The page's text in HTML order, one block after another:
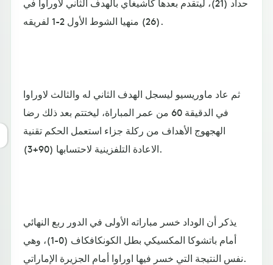
(26) منهيا الشوط الأول 2-1 لفريقه.
ثم عاد ماوريسيو ليسجل الهدف الثاني له والثالث لاوراوا
في الدقيقة 60 من عمر المباراة، ليختتم بعد ذلك رضا
الهجهوج الأهداف من ركلة جزاء استعمل الحكم تقنية
الاعادة التلفزينية لاحتسابها (90+3).
يذكر أن الوداد خسر مباراته الأولى في الدور ربع النهائي
أمام باتشوكا المكسيكي بطل الكونكافكاف (0-1)، وهي
نفس النتيجة التي خسر فيها اوراوا أمام الجزيرة الإماراتي.